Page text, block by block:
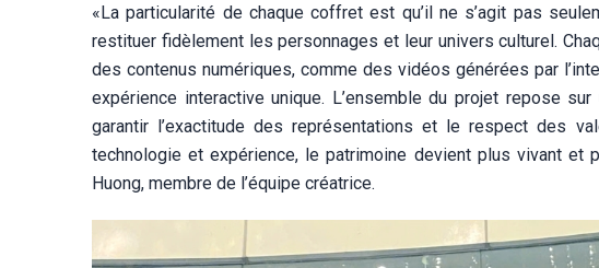
«La particularité de chaque coffret est qu’il ne s’agit pas
restituer fidèlement les personnages et leur univers culturel.
des contenus numériques, comme des vidéos générées par
expérience interactive unique. L’ensemble du projet repose
garantir l’exactitude des représentations et le respect des
technologie et expérience, le patrimoine devient plus vivant et
Huong, membre de l’équipe créatrice.